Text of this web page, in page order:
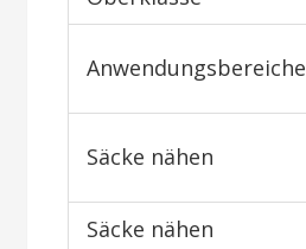
Anwendungsbereiche
Säcke nähen
Säcke nähen